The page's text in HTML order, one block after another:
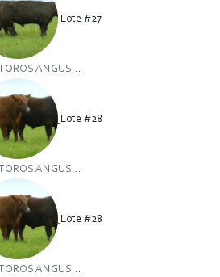
Lote #27
TOROS ANGUS...
Lote #28
TOROS ANGUS...
Lote #28
TOROS ANGUS...